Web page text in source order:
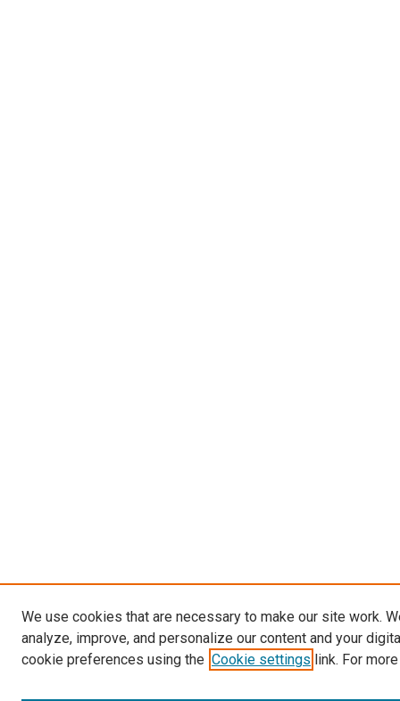
We use cookies that are necessary to make our site work.
analyze, improve, and personalize our content and your
cookie preferences using the Cookie settings link. For